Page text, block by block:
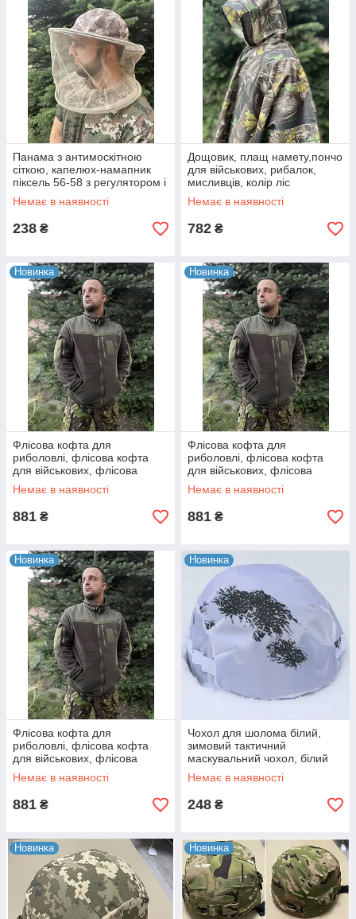
Панама з антимоскітною
сіткою, капелюх-намапник
піксель 56-58 з регулятором і
стрічкою
Немає в наявності
238 ₴
Дощовик, плащ намету,пончо
для військових, рибалок,
мисливців, колір ліс
Немає в наявності
782 ₴
Новинка
Флісова кофта для
риболовлі, флісова кофта
для військових, флісова
кофта для мисливців
Немає в наявності
881 ₴
Новинка
Флісова кофта для
риболовлі, флісова кофта
для військових, флісова
кофта для мисливців
Немає в наявності
881 ₴
Новинка
Флісова кофта для
риболовлі, флісова кофта
для військових, флісова
кофта для мисливців
Немає в наявності
881 ₴
Новинка
Чохол для шолома білий,
зимовий тактичний
маскувальний чохол, білий
кавер Клякса
Немає в наявності
248 ₴
Новинка Новинка